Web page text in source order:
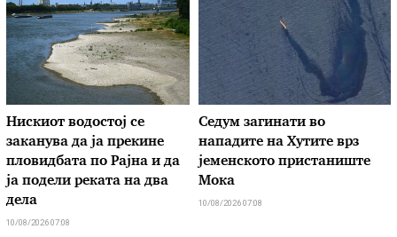
Нискиот водостој се
заканува да ја прекине
пловидбата по Рајна и да
ја подели реката на два
дела
10/08/2026 07:08
Седум загинати во
нападите на Хутите врз
јеменското пристаниште
Мока
10/08/2026 07:08